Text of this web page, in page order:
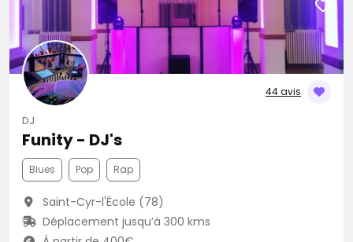
44 avis
DJ
Funity - DJ's
Blues Pop Rap
Saint-Cyr-l'École (78)
Déplacement jusqu’à 300 kms